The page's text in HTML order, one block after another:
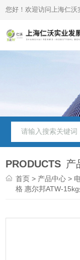
您好！欢迎访问上海仁沃
PRODUCTS 产
首页 > 产品中心 >
格 惠尔邦ATW-